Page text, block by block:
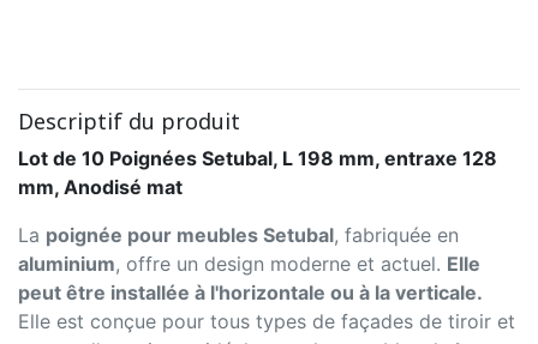
Descriptif du produit
Lot de 10 Poignées Setubal, L 198 mm, entraxe 128
mm, Anodisé mat
La poignée pour meubles Setubal, fabriquée en
aluminium, offre un design moderne et actuel. Elle
peut être installée à l'horizontale ou à la verticale.
Elle est conçue pour tous types de façades de tiroir et